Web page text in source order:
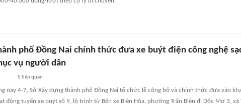
phố Đồng Nai chính thức đưa xe buýt điện công nghệ
vụ người dân
5 liên quan
nay 4-7, Sở Xây dựng thành phố Đồng Nai tổ chức lễ công bố và chính thức đưa vào
động tuyến xe buýt số 9, lộ trình từ Bến xe Biên Hòa, phường Trấn Biên đi Dốc Mơ 3, xã